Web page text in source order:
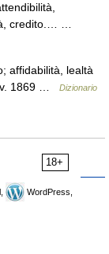
credito.… …
affidabilità, lealtà
1869 …
Dizionario
18+
WordPress,